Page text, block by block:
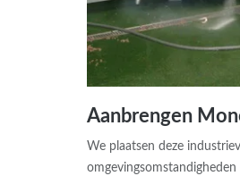
Aanbrengen
We plaatsen deze